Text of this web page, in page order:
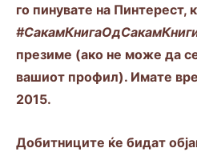
го пинувате на Пинтерест,
презиме (ако не може да
вашиот профил). Имате
2015.
Добитниците ќе бидат